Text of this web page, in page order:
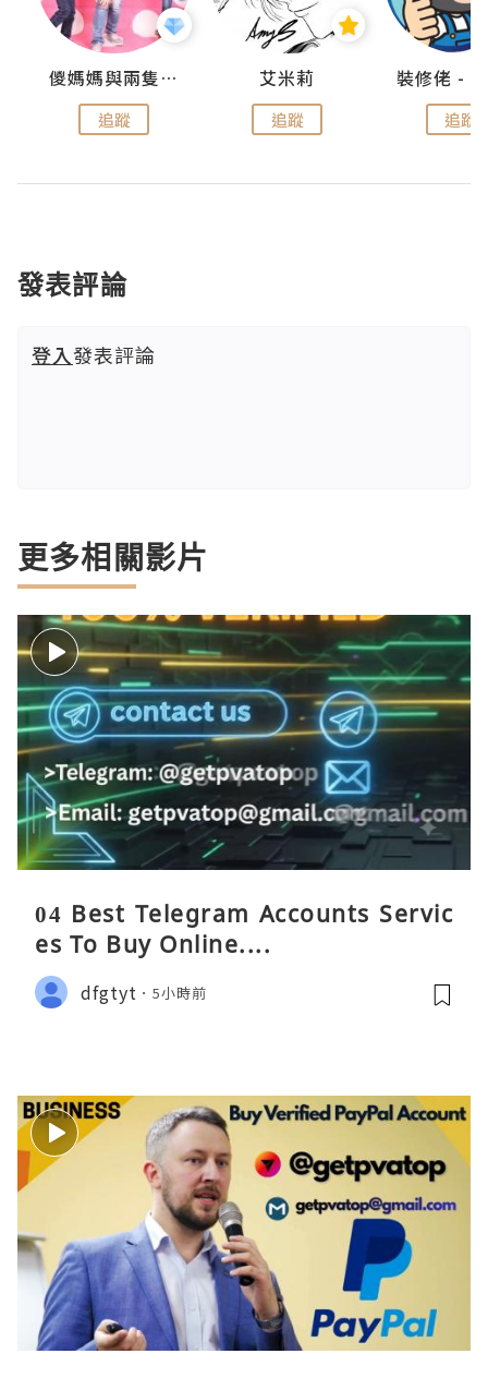
儍媽媽與兩隻小魔怪之家
追蹤
艾米莉
追蹤 追蹤
發表評論
登入發表評論
更多相關影片
04 Best Telegram Accounts Servic
es To Buy Online....
dfgtyt 5小時前